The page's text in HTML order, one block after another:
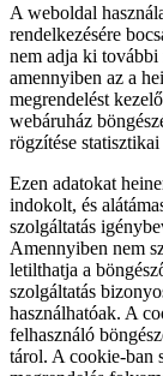
A weboldal
rendelkezésére
nem adja ki további
amennyiben az a
megrendelést
webáruház
rögzítése
Ezen adatokat
indokolt, és
szolgáltatás
Amennyiben nem
letilthatja a
szolgáltatás
használhatóak. A
felhasználó
tárol. A cookie-ban